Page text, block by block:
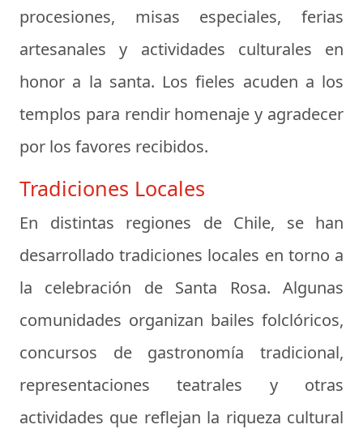
procesiones, misas especiales, ferias
artesanales y actividades culturales en
honor a la santa. Los fieles acuden a los
templos para rendir homenaje y agradecer
por los favores recibidos.
Tradiciones Locales
En distintas regiones de Chile, se han
desarrollado tradiciones locales en torno a
la celebración de Santa Rosa. Algunas
comunidades organizan bailes folclóricos,
concursos de gastronomía tradicional,
representaciones teatrales y otras
actividades que reflejan la riqueza cultural